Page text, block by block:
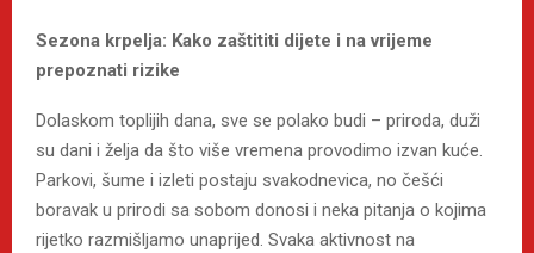
Sezona krpelja: Kako zaštititi dijete i na vrijeme
prepoznati rizike
Dolaskom toplijih dana, sve se polako budi – priroda, duži
su dani i želja da što više vremena provodimo izvan kuće.
Parkovi, šume i izleti postaju svakodnevica, no češći
boravak u prirodi sa sobom donosi i neka pitanja o kojima
rijetko razmišljamo unaprijed. Svaka aktivnost na